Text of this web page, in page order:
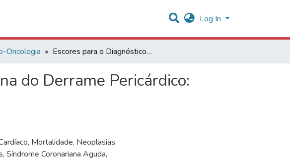
Log In
Oncologia Escores para o Diagnóstico da Etiologia Maligna do Derrame Pericárdico: Uma Valiosa Ajuda Inicial na Investigação
do Derrame Pericárdico:
, Mortalidade, Neoplasias,
, Síndrome Coronariana Aguda,